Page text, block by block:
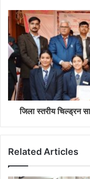
जिला स्तरीय चिल्ड्रन
Related Articles